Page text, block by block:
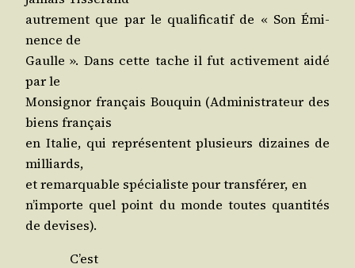
autre­ment que par le qua­li­fi­ca­tif de « Son Émi­
nence de
Gaulle ». Dans cette tache il fut acti­ve­ment aidé
par le
Mon­si­gnor fran­çais Bou­quin (Admi­nis­tra­teur des
biens français
en Ita­lie, qui repré­sentent plu­sieurs dizaines de
milliards,
et remar­quable spé­cia­liste pour trans­fé­rer, en
n’im­porte quel point du monde toutes quan­ti­tés
de devises).
C’est